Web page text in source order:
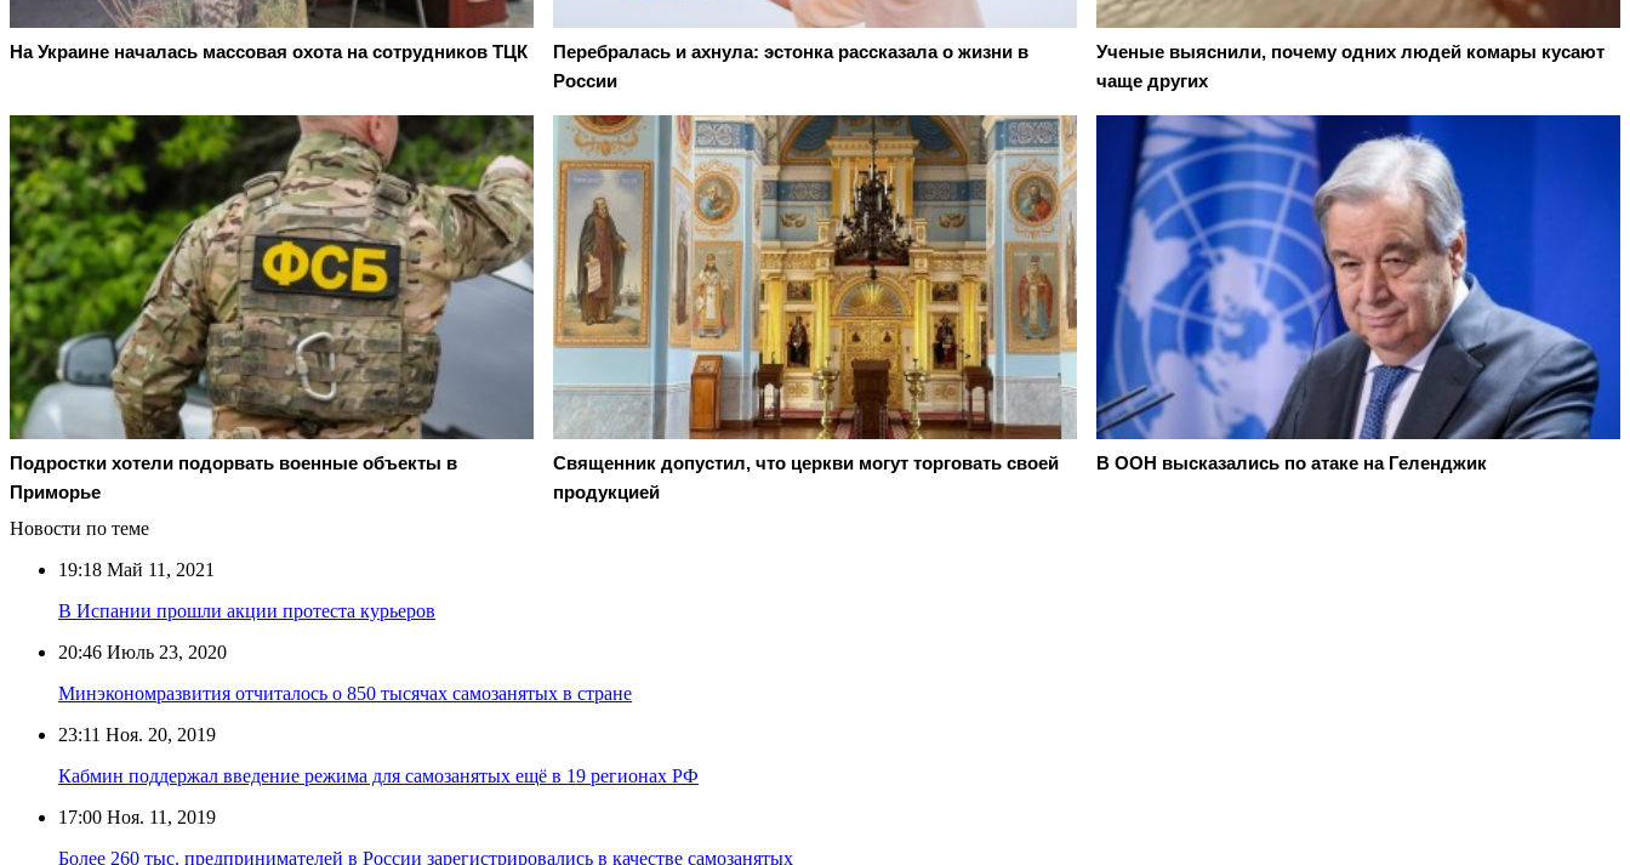
На Украине началась массовая охота на сотрудников ТЦК
Перебралась и ахнула: эстонка рассказала о жизни в
России
Ученые выяснили, почему одних людей комары кусают
чаще других
Подростки хотели подорвать военные объекты в
Приморье
Священник допустил, что церкви могут торговать своей
продукцией
В ООН высказались по атаке на Геленджик
Новости по теме
19:18 Май 11, 2021
В Испании прошли акции протеста курьеров
20:46 Июль 23, 2020
Минэкономразвития отчиталось о 850 тысячах самозанятых в стране
23:11 Ноя. 20, 2019
Кабмин поддержал введение режима для самозанятых ещё в 19 регионах РФ
17:00 Ноя. 11, 2019
Более 260 тыс. предпринимателей в России зарегистрировались в качестве самозанятых